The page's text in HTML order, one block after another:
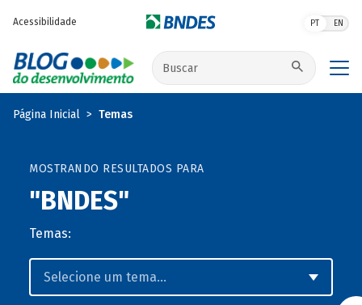
Acessibilidade PT EN
Buscar no site
Página Inicial Temas
MOSTRANDO RESULTADOS PARA
"BNDES"
Temas: